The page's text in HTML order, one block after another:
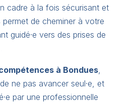
cadre à la fois sécurisant et
de cheminer à votre
guidé·e vers des prises de
à Bondues,
ne pas avancer seul·e, et
par une professionnelle